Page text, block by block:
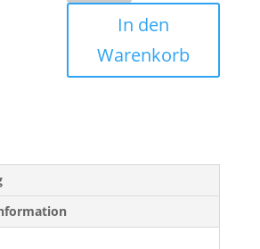
LED
Scheinwerfer
Menge
In den
Warenkorb